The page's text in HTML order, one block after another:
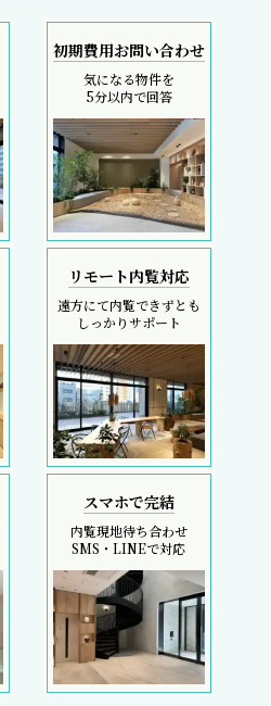
初期費用お問い合わせ
気になる物件を
5分以内で回答
リモート内覧対応
遠方にて内覧できずとも
しっかりサポート
スマホで完結
内覧現地待ち合わせ
SMS・LINEで対応